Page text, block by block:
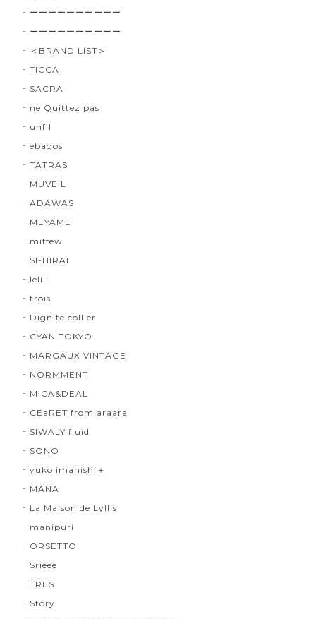
ーーーーーーーーーー
ーーーーーーーーーー
＜BRAND LIST＞
TICCA
SACRA
ne Quittez pas
unfil
ebagos
TATRAS
MUVEIL
ADAWAS
MEYAME
miffew
SI-HIRAI
lelill
trois
Dignite collier
CYAN TOKYO
MARGAUX VINTAGE
NORMMENT
MICA&DEAL
CEaRET from araara
SIWALY fluid
SONO
yuko imanishi＋
MANA
La Maison de Lyllis
manipuri
ORSETTO
Srieee
TRES
Story.